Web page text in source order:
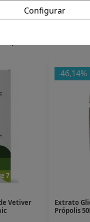
produto
7 y 10 dias
Vetiver
-46,14%
Extrato
Própolis
Configurar